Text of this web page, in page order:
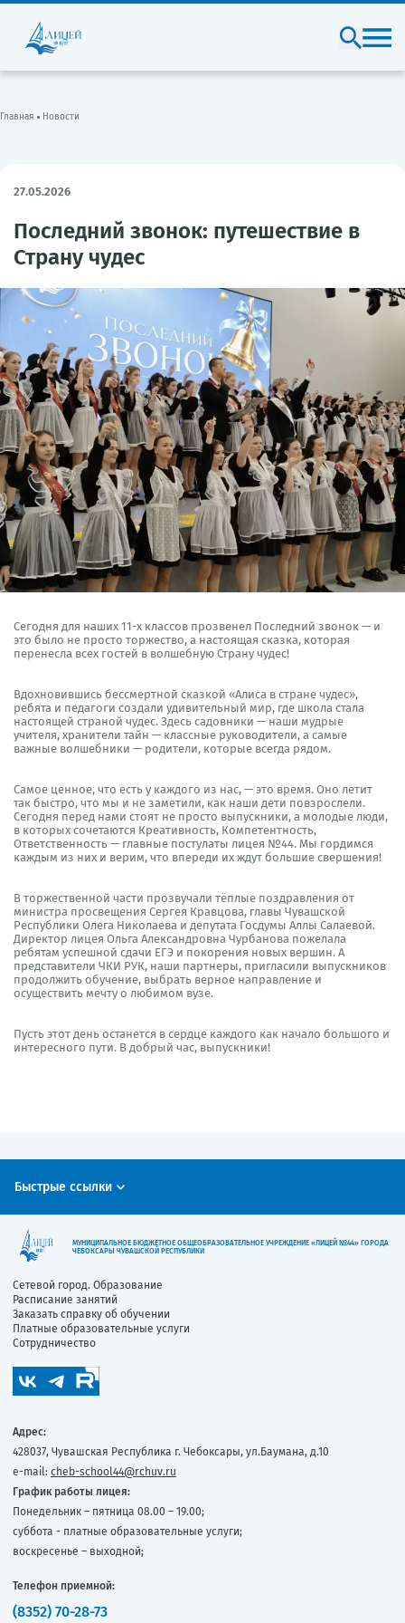
Главная Новости
27.05.2026
Последний звонок: путешествие в
Страну чудес
Сегодня для наших 11-х классов прозвенел Последний звонок — и
это было не просто торжество, а настоящая сказка, которая
перенесла всех гостей в волшебную Страну чудес!
Вдохновившись бессмертной сказкой «Алиса в стране чудес»,
ребята и педагоги создали удивительный мир, где школа стала
настоящей страной чудес. Здесь садовники — наши мудрые
учителя, хранители тайн — классные руководители, а самые
важные волшебники — родители, которые всегда рядом.
Самое ценное, что есть у каждого из нас, — это время. Оно летит
так быстро, что мы и не заметили, как наши дети повзрослели.
Сегодня перед нами стоят не просто выпускники, а молодые люди,
в которых сочетаются Креативность, Компетентность,
Ответственность — главные постулаты лицея №44. Мы гордимся
каждым из них и верим, что впереди их ждут большие свершения!
В торжественной части прозвучали тёплые поздравления от
министра просвещения Сергея Кравцова, главы Чувашской
Республики Олега Николаева и депутата Госдумы Аллы Салаевой.
Директор лицея Ольга Александровна Чурбанова пожелала
ребятам успешной сдачи ЕГЭ и покорения новых вершин. А
представители ЧКИ РУК, наши партнеры, пригласили выпускников
продолжить обучение, выбрать верное направление и
осуществить мечту о любимом вузе.
Пусть этот день останется в сердце каждого как начало большого и
интересного пути. В добрый час, выпускники!
Быстрые ссылки
МУНИЦИПАЛЬНОЕ БЮДЖЕТНОЕ ОБЩЕОБРАЗОВАТЕЛЬНОЕ УЧРЕЖДЕНИЕ «ЛИЦЕЙ №44» ГОРОДА
ЧЕБОКСАРЫ ЧУВАШСКОЙ РЕСПУБЛИКИ
Сетевой город. Образование
Расписание занятий
Заказать справку об обучении
Платные образовательные услуги
Сотрудничество
Адрес:
428037, Чувашская Республика г. Чебоксары, ул.Баумана, д.10
e-mail: cheb-school44@rchuv.ru
График работы лицея:
Понедельник – пятница 08.00 – 19.00;
суббота - платные образовательные услуги;
воскресенье – выходной;
Телефон приемной:
(8352) 70-28-73